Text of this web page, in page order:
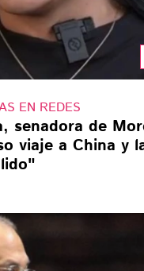
EN REDES
senadora de
viaje a China y